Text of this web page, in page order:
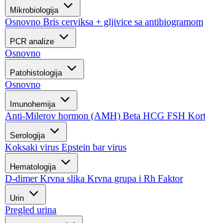
Mikrobiologija
Osnovno Bris cerviksa + gljivice sa antibiogramom
PCR analize
Osnovno
Patohistologija
Osnovno
Imunohemija
Anti-Milerov hormon (AMH) Beta HCG FSH
Serologija
Koksaki virus Epstein bar virus
Hematologija
D-dimerKrvna slika Krvna grupa i Rh Faktor
Urin
Pregled urina